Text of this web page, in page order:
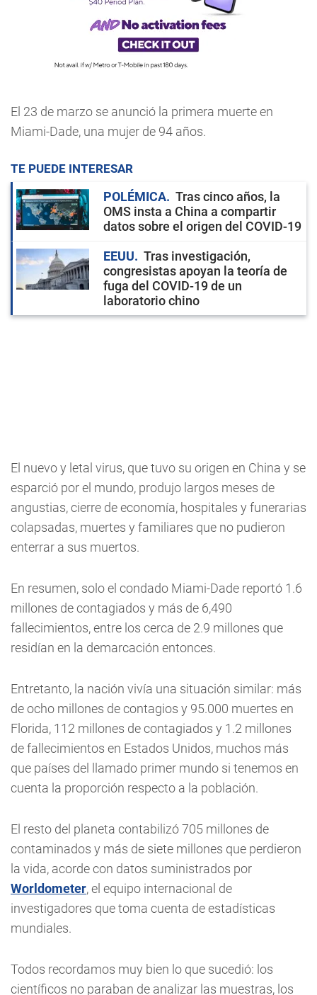
El 23 de marzo se anunció la primera muerte en
Miami-Dade, una mujer de 94 años.
TE PUEDE INTERESAR
POLÉMICA
Tras cinco años, la
OMS insta a China a compartir
datos sobre el origen del COVID-19
EEUU
Tras investigación,
congresistas apoyan la teoría de
fuga del COVID-19 de un
laboratorio chino
El nuevo y letal virus, que tuvo su origen en China y se
esparció por el mundo, produjo largos meses de
angustias, cierre de economía, hospitales y funerarias
colapsadas, muertes y familiares que no pudieron
enterrar a sus muertos.
En resumen, solo el condado Miami-Dade reportó 1.6
millones de contagiados y más de 6,490
fallecimientos, entre los cerca de 2.9 millones que
residían en la demarcación entonces.
Entretanto, la nación vivía una situación similar: más
de ocho millones de contagios y 95.000 muertes en
Florida, 112 millones de contagiados y 1.2 millones
de fallecimientos en Estados Unidos, muchos más
que países del llamado primer mundo si tenemos en
cuenta la proporción respecto a la población.
El resto del planeta contabilizó 705 millones de
contaminados y más de siete millones que perdieron
la vida, acorde con datos suministrados por
Worldometer, el equipo internacional de
investigadores que toma cuenta de estadísticas
mundiales.
Todos recordamos muy bien lo que sucedió: los
científicos no paraban de analizar las muestras, los